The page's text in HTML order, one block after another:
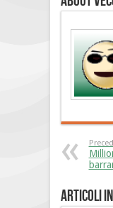
Articoli